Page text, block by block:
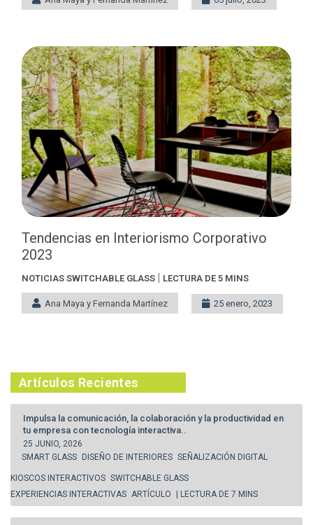
Artículos Recientes
Impulsa la comunicación, la colaboración y la productividad en
tu empresa con tecnología interactiva..
25 JUNIO, 2026
SMART GLASS DISEÑO DE INTERIORES SEÑALIZACIÓN DIGITAL
KIOSCOS INTERACTIVOS SWITCHABLE GLASS
EXPERIENCIAS INTERACTIVAS ARTÍCULO | LECTURA DE 7 MINS
Tendencias en Interiorismo Corporativo
2023
NOTICIAS SWITCHABLE GLASS | LECTURA DE 5 MINS
Ana Maya y Fernanda Martínez 25 enero, 2023